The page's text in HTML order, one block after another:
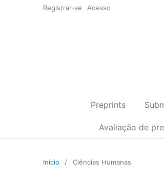
Registrar-se Acesso
Preprints
Avaliação de
Início / Ciências Humanas